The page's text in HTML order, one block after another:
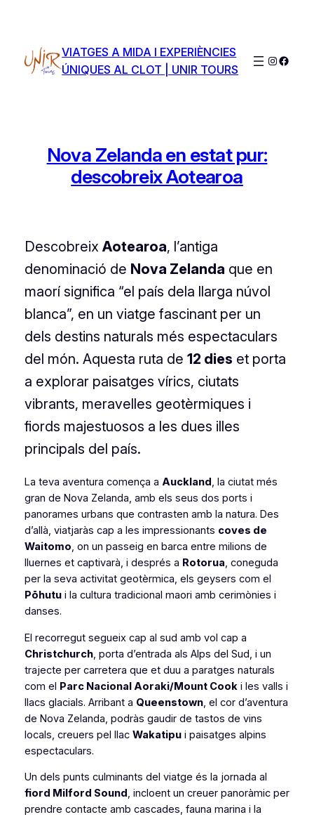
contenido
VIATGES A MIDA I EXPERIÈNCIES
ÚNIQUES AL CLOT | UNIR TOURS
Nova Zelanda en estat pur:
descobreix Aotearoa
Descobreix Aotearoa, l’antiga
denominació de Nova Zelanda que en
maorí significa “el país dela llarga núvol
blanca”, en un viatge fascinant per un
dels destins naturals més espectaculars
del món. Aquesta ruta de 12 dies et porta
a explorar paisatges vírics, ciutats
vibrants, meravelles geotèrmiques i
fiords majestuosos a les dues illes
principals del país.
La teva aventura comença a Auckland, la ciutat més
gran de Nova Zelanda, amb els seus dos ports i
panorames urbans que contrasten amb la natura. Des
d’allà, viatjaràs cap a les impressionants coves de
Waitomo, on un passeig en barca entre milions de
lluernes et captivarà, i després a Rotorua, coneguda
per la seva activitat geotèrmica, els geysers com el
Pōhutui la cultura tradicional maori amb cerimònies i
danses.
El recorregut segueix cap al sud amb vol cap a
Christchurch, porta d’entrada als Alps del Sud, i un
trajecte per carretera que et duu a paratges naturals
com el Parc Nacional Aoraki/Mount Cooki les valls i
llacs glacials. Arribant a Queenstown, el cor d’aventura
de Nova Zelanda, podràs gaudir de tastos de vins
locals, creuers pel llac Wakatipui paisatges alpins
espectaculars.
Un dels punts culminants del viatge és la jornada al
fiord Milford Sound, incloent un creuer panoràmic per
prendre contacte amb cascades, fauna marina i la